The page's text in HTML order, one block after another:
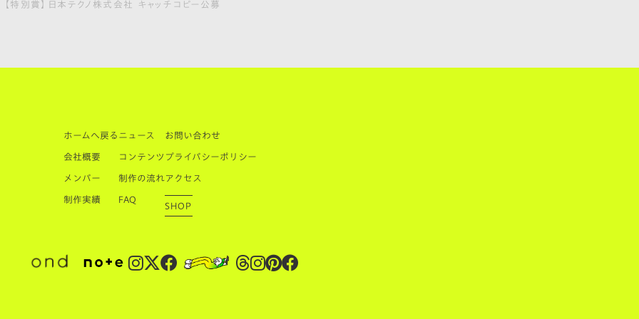
【特別賞】日本テクノ株式会社 キャッチコピー公募
ホームへ戻る
会社概要
メンバー
制作実績
ニュース
コンテンツ
制作の流れ
FAQ
お問い合わせ
プライバシーポリシー
アクセス
SHOP